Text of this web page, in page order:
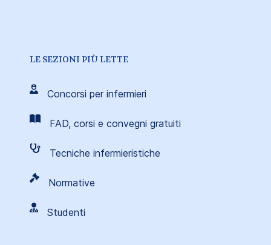
LE SEZIONI PIÙ LETTE
Concorsi per infermieri
FAD, corsi e convegni gratuiti
Tecniche infermieristiche
Normative
Studenti